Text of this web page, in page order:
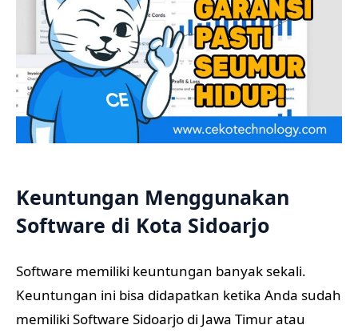
Keuntungan Menggunakan
Software di Kota Sidoarjo
Software memiliki keuntungan banyak sekali.
Keuntungan ini bisa didapatkan ketika Anda sudah
memiliki Software Sidoarjo di Jawa Timur atau